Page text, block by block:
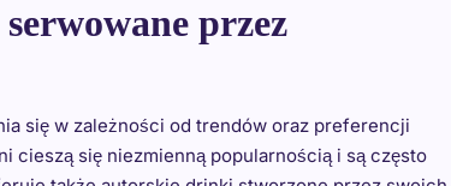
przez
się w zależności od trendów oraz preferencji
cieszą się niezmienną popularnością i są często